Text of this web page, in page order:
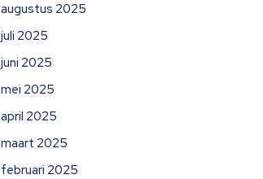
augustus 2025
juli 2025
juni 2025
mei 2025
april 2025
maart 2025
februari 2025